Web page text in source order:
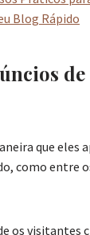
Blog Rápido
que eles
como entre
os visitantes